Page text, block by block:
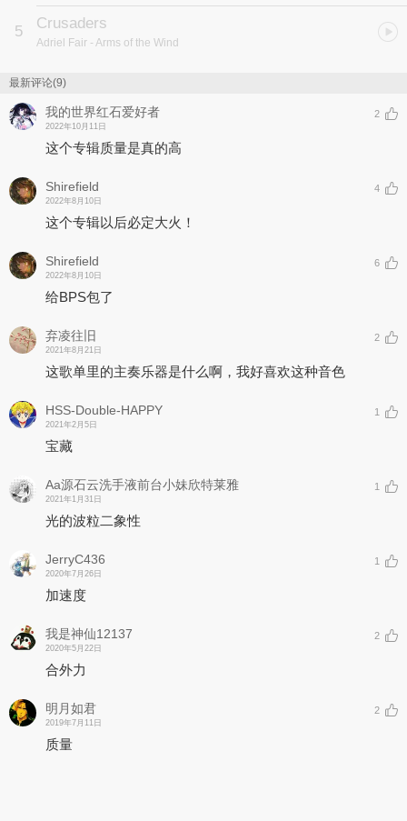
5 Crusaders
Adriel Fair - Arms of the Wind
最新评论(9)
我的世界红石爱好者
2022年10月11日
2
这个专辑质量是真的高
Shirefield
2022年8月10日
4
这个专辑以后必定大火！
Shirefield
2022年8月10日
6
给BPS包了
弃凌往旧
2021年8月21日
2
这歌单里的主奏乐器是什么啊，我好喜欢这种音色
HSS-Double-HAPPY
2021年2月5日
1
宝藏
Aa源石云洗手液前台小妹欣特莱雅
2021年1月31日
1
光的波粒二象性
JerryC436
2020年7月26日
1
加速度
我是神仙12137
2020年5月22日
2
合外力
明月如君
2019年7月11日
2
质量